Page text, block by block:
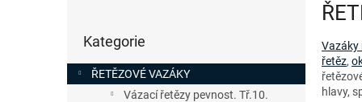
r
a
kategorie
Kategorie
ŘETĚZOVÉ VAZÁKY
Vázací řetězy pevnost. Tř.10.
Vazáky
řetěz,
hlavy,